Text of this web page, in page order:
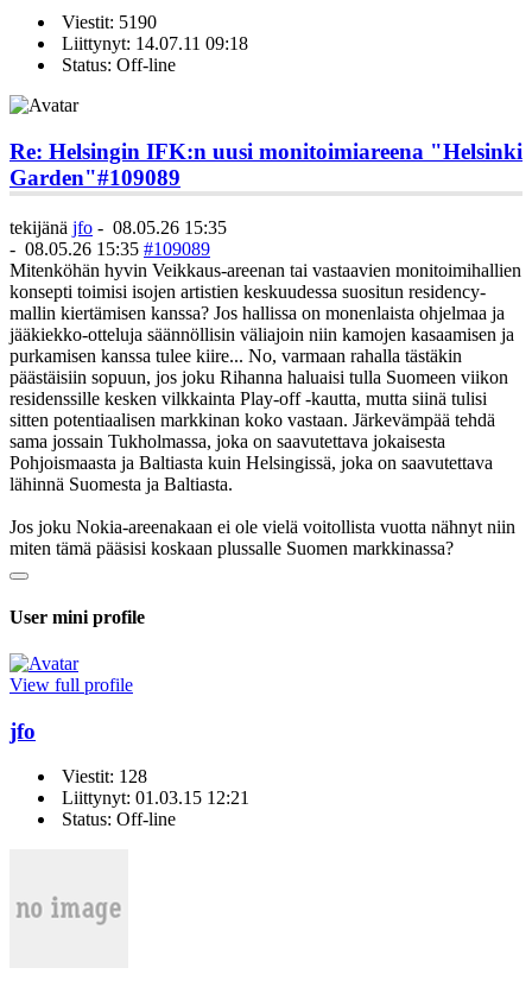
Viestit: 5190
Liittynyt: 14.07.11 09:18
Status: Off-line
Re: Helsingin IFK:n uusi monitoimiareena "Helsinki
Garden"#109089
tekijänä jfo - 08.05.26 15:35
- 08.05.26 15:35 #109089
Mitenköhän hyvin Veikkaus-areenan tai vastaavien monitoimihallien
konsepti toimisi isojen artistien keskuudessa suositun residency-
mallin kiertämisen kanssa? Jos hallissa on monenlaista ohjelmaa ja
jääkiekko-otteluja säännöllisin väliajoin niin kamojen kasaamisen ja
purkamisen kanssa tulee kiire... No, varmaan rahalla tästäkin
päästäisiin sopuun, jos joku Rihanna haluaisi tulla Suomeen viikon
residenssille kesken vilkkainta Play-off -kautta, mutta siinä tulisi
sitten potentiaalisen markkinan koko vastaan. Järkevämpää tehdä
sama jossain Tukholmassa, joka on saavutettava jokaisesta
Pohjoismaasta ja Baltiasta kuin Helsingissä, joka on saavutettava
lähinnä Suomesta ja Baltiasta.
Jos joku Nokia-areenakaan ei ole vielä voitollista vuotta nähnyt niin
miten tämä pääsisi koskaan plussalle Suomen markkinassa?
User mini profile
View full profile
jfo
Viestit: 128
Liittynyt: 01.03.15 12:21
Status: Off-line